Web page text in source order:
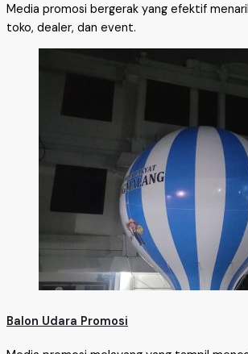
Media promosi bergerak yang efektif
toko, dealer, dan event.
Balon Udara Promosi